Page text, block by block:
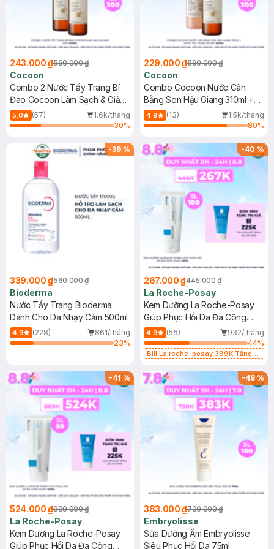
243.000 ₫590.000 ₫
Cocoon
Combo 2 Nước Tẩy Trang Bí
Đao Cocoon Làm Sạch & Giảm
Dầu 500ml
5.0 (57)
1.6k/tháng
30%
229.000 ₫590.000 ₫
Cocoon
Combo Cocoon Nước Cân
Bằng Sen Hậu Giang 310ml +
Nước Tẩy Trang Bí Đao 500ml
4.9 (13)
1.5k/tháng
80%
-39 %
339.000 ₫560.000 ₫
Bioderma
Nước Tẩy Trang Bioderma
Dành Cho Da Nhạy Cảm 500ml
4.9 (228)
861/tháng
23%
-40%
267.000 ₫445.000 ₫
La Roche-Posay
Kem Dưỡng La Roche-Posay
Giúp Phục Hồi Da Đa Công
Dụng 40ml
4.9 (56)
932/tháng
44%
Bill La roche-posay 399K Tặng
(SL có hạn)
-41%
524.000 ₫889.000 ₫
La Roche-Posay
Kem Dưỡng La Roche-Posay
Giúp Phục Hồi Da Đa Công
-48%
383.000 ₫730.000 ₫
Embryolisse
Sữa Dưỡng Ẩm Embryolisse
Siêu Phục Hồi Da 75ml